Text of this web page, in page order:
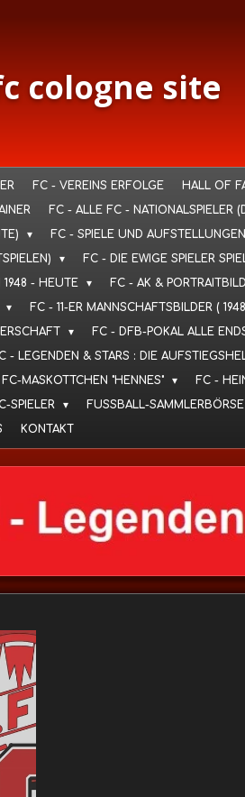
cologne site
FC - VEREINS ERFOLGE HALL OF
FC - ALLE FC - NATIONALSPIELER
FC - SPIELE UND
FC - DIE EWIGE SPIELER
1948 - HEUTE
FC - AK &
FC - 11-ER MANNSCHAFTSBILDER (
FC - DFB-POKAL ALLE
- LEGENDEN & STARS : DIE
FC-MASKOTTCHEN "HENNES" FC -
SPIELER FUSSBALL-
KONTAKT